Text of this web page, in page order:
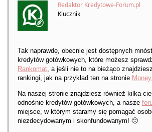
Redaktor Kredytowe-Forum.pl
Klucznik
Tak naprawdę, obecnie jest dostępnych
kredytów gotówkowych, które możesz
Rankomat, a jeśli nie to na bieżąco
rankingi, jak na przykład ten na stronie
Na naszej stronie znajdziesz również kilka
odnośnie kredytów gotówkowych, a nasze
miejsce, w którym staramy się pomagać
niezdecydowanym i skonfundowanym! 🙂